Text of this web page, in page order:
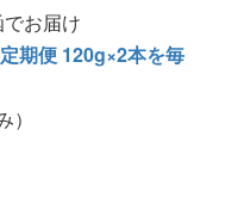
お届け
期便 120g×2本を毎